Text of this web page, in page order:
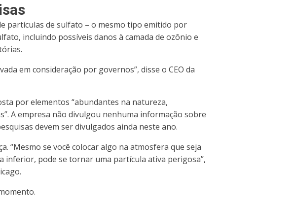
partículas de sulfato – o mesmo tipo emitido por
incluindo possíveis danos à camada de ozônio e
em consideração por governos”, disse o CEO da
por elementos “abundantes na natureza,
A empresa não divulgou nenhuma informação sobre
devem ser divulgados ainda neste ano.
“Mesmo se você colocar algo na atmosfera que seja
pode se tornar uma partícula ativa perigosa”,